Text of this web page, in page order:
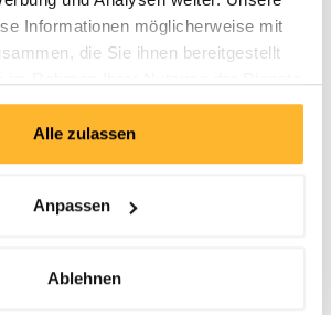
Informationen möglicherweise mit
die Sie ihnen bereitgestellt
Alle zulassen
Anpassen
Ablehnen
man sie?
Grössen: wie bestimmt und steuert
und Resultate